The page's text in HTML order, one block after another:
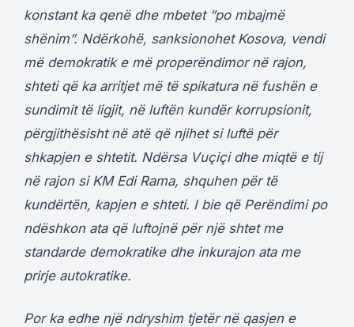
konstant ka qenë dhe mbetet “po mbajmë
shënim”. Ndërkohë, sanksionohet Kosova, vendi
më demokratik e më properëndimor në rajon,
shteti që ka arritjet më të spikatura në fushën e
sundimit të ligjit, në luftën kundër korrupsionit,
përgjithësisht në atë që njihet si luftë për
shkapjen e shtetit. Ndërsa Vuçiçi dhe miqtë e tij
në rajon si KM Edi Rama, shquhen për të
kundërtën, kapjen e shteti. I bie që Perëndimi po
ndëshkon ata që luftojnë për një shtet me
standarde demokratike dhe inkurajon ata me
prirje autokratike.
Por ka edhe një ndryshim tjetër në qasjen e